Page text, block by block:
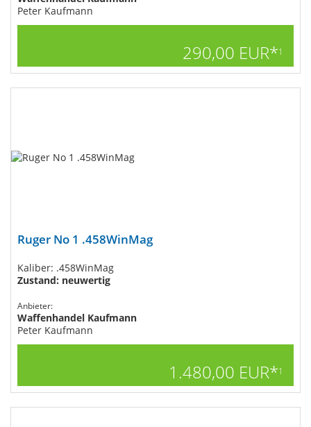
Peter Kaufmann
290,00 EUR*1
Ruger No 1 .458WinMag
Kaliber: .458WinMag
Zustand: neuwertig
Anbieter:
Waffenhandel Kaufmann
Peter Kaufmann
1.480,00 EUR*1